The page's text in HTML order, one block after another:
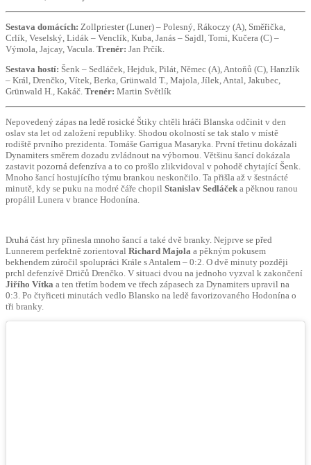
Sestava domácích: Zollpriester (Luner) – Polesný, Rákoczy (A), Směřička,
Crlík, Veselský, Lidák – Venclík, Kuba, Janás – Sajdl, Tomi, Kučera (C) –
Výmola, Jajcay, Vacula. Trenér: Jan Prčík.
Sestava hostí: Šenk – Sedláček, Hejduk, Pilát, Němec (A), Antoňů (C), Hanzlík
– Král, Drenčko, Vítek, Berka, Grünwald T., Majola, Jílek, Antal, Jakubec,
Grünwald H., Kakáč. Trenér: Martin Světlík
Nepovedený zápas na ledě rosické Štiky chtěli hráči Blanska odčinit v den
oslav sta let od založení republiky. Shodou okolností se tak stalo v místě
rodiště prvního prezidenta. Tomáše Garrigua Masaryka. První třetinu dokázali
Dynamiters směrem dozadu zvládnout na výbornou. Většinu šancí dokázala
zastavit pozorná defenzíva a to co prošlo zlikvidoval v pohodě chytající Šenk.
Mnoho šancí hostujícího týmu brankou neskončilo. Ta přišla až v šestnácté
minutě, kdy se puku na modré čáře chopil Stanislav Sedláček a pěknou ranou
propálil Lunera v brance Hodonína.
Druhá část hry přinesla mnoho šancí a také dvě branky. Nejprve se před
Lunnerem perfektně zorientoval Richard Majola a pěkným pokusem
bekhendem zúročil spolupráci Krále s Antalem – 0:2. O dvě minuty později
prchl defenzívě Drtičů Drenčko. V situaci dvou na jednoho vyzval k zakončení
Jiřího Vítka a ten třetím bodem ve třech zápasech za Dynamiters upravil na
0:3. Po čtyřiceti minutách vedlo Blansko na ledě favorizovaného Hodonína o
tři branky.